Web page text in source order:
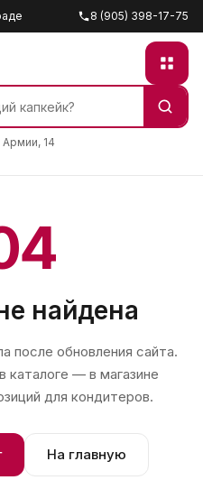
8 (905) 398-17-75
Армии, 14
найдена
после обновления сайта.
каталоге — в магазине
для кондитеров.
На главную